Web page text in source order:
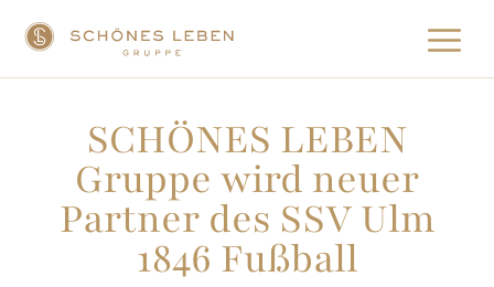
SCHÖNES LEBEN
Gruppe wird neuer
Partner des SSV Ulm
1846 Fußball